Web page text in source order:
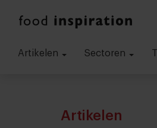
Artikelen Sectoren
Artikelen